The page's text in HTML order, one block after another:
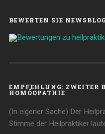
BEWERTEN SIE
EMPFEHLUNG: ZWEITER
HOMÖOPATHIE
(In eigener Sache) Der
Stimme der Heilpraktiker